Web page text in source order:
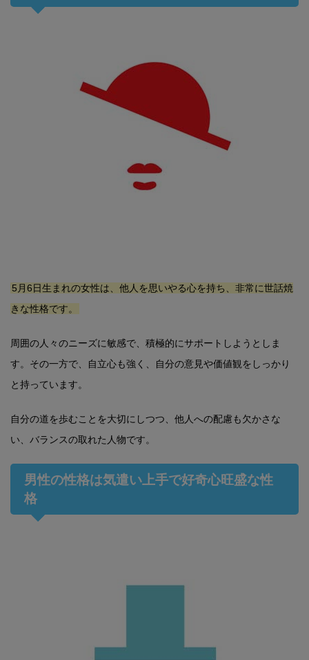
5月6日生まれの女性は、他人を思いやる心を持ち、非常に世話焼
きな性格です。
周囲の人々のニーズに敏感で、積極的にサポートしようとしま
す。その一方で、自立心も強く、自分の意見や価値観をしっかり
と持っています。
自分の道を歩むことを大切にしつつ、他人への配慮も欠かさな
い、バランスの取れた人物です。
男性の性格は気遣い上手で好奇心旺盛な性
格